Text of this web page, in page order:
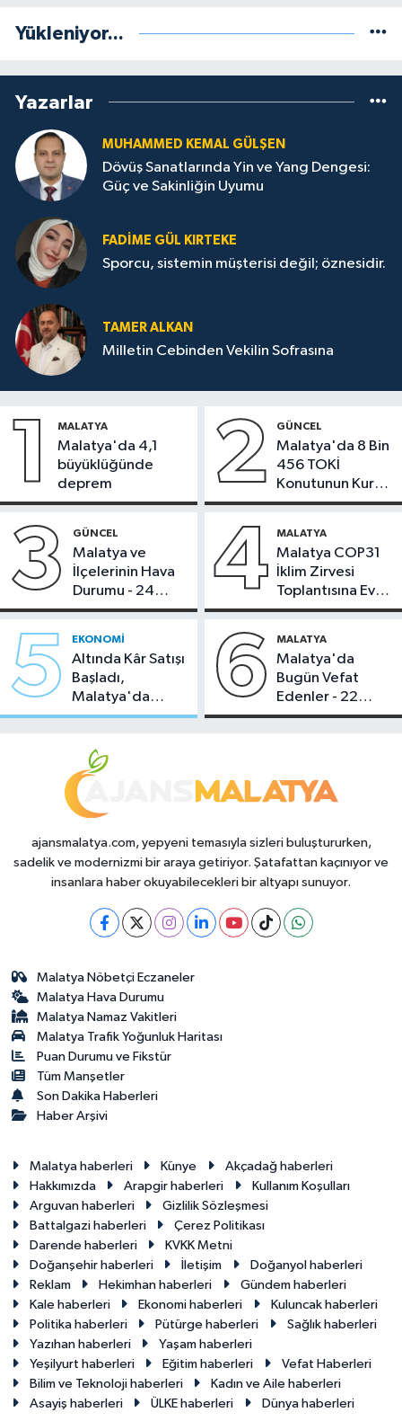
Yükleniyor...
Yazarlar
MUHAMMED KEMAL GÜLŞEN
Dövüş Sanatlarında Yin ve Yang Dengesi:
Güç ve Sakinliğin Uyumu
FADIME GÜL KIRTEKE
Sporcu, sistemin müşterisi değil; öznesidir.
TAMER ALKAN
Milletin Cebinden Vekilin Sofrasına
1 MALATYA
Malatya'da 4,1
büyüklüğünde
deprem
2 GÜNCEL
Malatya'da 8 Bin
456 TOKİ
Konutunun Kurası
Bugün Çekiliyor
3 GÜNCEL
Malatya ve
İlçelerinin Hava
Durumu - 24
Temmuz 2026
4 MALATYA
Malatya COP31
İklim Zirvesi
Toplantısına Ev
Sahipliği Yaptı
5 EKONOMI
Altında Kâr Satışı
Başladı,
Malatya'da
Makas Ne
6 MALATYA
Malatya'da
Bugün Vefat
Edenler - 22
Temmuz 2026
ajansmalatya.com, yepyeni temasıyla sizleri buluştururken,
sadelik ve modernizmi bir araya getiriyor. Şatafattan kaçınıyor ve
insanlara haber okuyabilecekleri bir altyapı sunuyor.
Malatya Nöbetçi Eczaneler
Malatya Hava Durumu
Malatya Namaz Vakitleri
Malatya Trafik Yoğunluk Haritası
Puan Durumu ve Fikstür
Tüm Manşetler
Son Dakika Haberleri
Haber Arşivi
Malatya haberleri Künye
Akçadağ haberleri
Hakkımızda
Arapgir haberleri
Kullanım Koşulları
Arguvan haberleri
Gizlilik Sözleşmesi
Battalgazi haberleri
Çerez Politikası
Darende haberleri
KVKK Metni
Doğanşehir haberleri
İletişim
Doğanyol haberleri
Reklam
Hekimhan haberleri
Gündem haberleri
Kale haberleri
Ekonomi haberleri
Kuluncak haberleri
Politika haberleri
Pütürge haberleri
Sağlık haberleri
Yazıhan haberleri
Yaşam haberleri
Yeşilyurt haberleri
Eğitim haberleri
Vefat Haberleri
Bilim ve Teknoloji haberleri
Kadın ve Aile haberleri
Asayiş haberleri
ÜLKE haberleri Dünya haberleri